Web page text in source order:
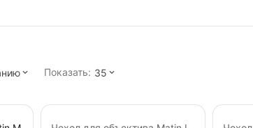
Показать: 35